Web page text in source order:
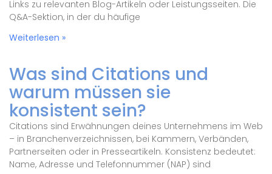
Links zu relevanten Blog-Artikeln oder Leistungsseiten. Die
Q&A-Sektion, in der du häufige
Weiterlesen »
Was sind Citations und
warum müssen sie
konsistent sein?
Citations sind Erwähnungen deines Unternehmens im Web
– in Branchenverzeichnissen, bei Kammern, Verbänden,
Partnerseiten oder in Presseartikeln. Konsistenz bedeutet:
Name, Adresse und Telefonnummer (NAP) sind